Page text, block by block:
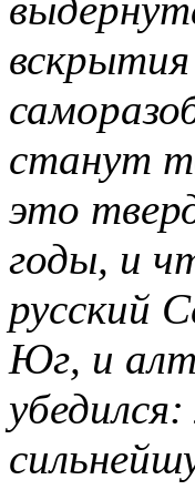
станут
это
годы, и
русский
Юг, и